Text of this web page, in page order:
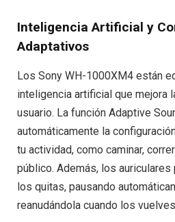
Inteligencia Artificial y
Adaptativos
Los Sony WH-1000XM4 están
inteligencia artificial que mejora
usuario. La función Adaptive
automáticamente la
tu actividad, como caminar,
público. Además, los
los quitas, pausando
reanudándola cuando los